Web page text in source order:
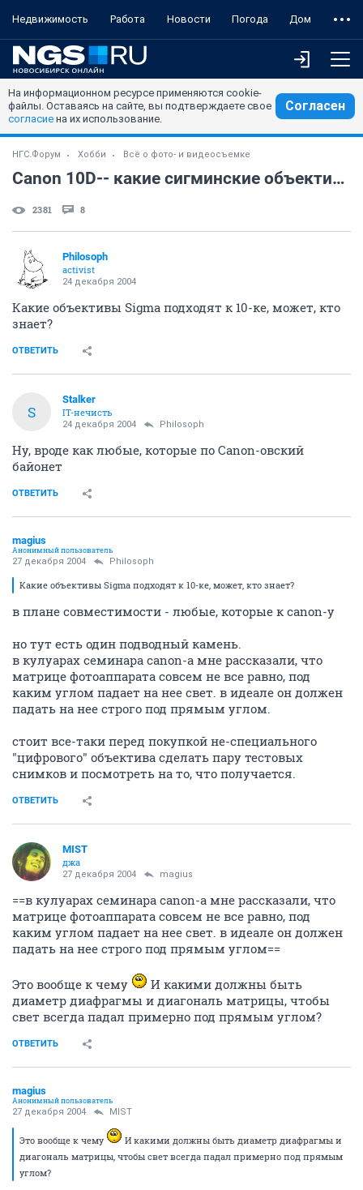
Недвижимость Работа Новости Погода Дом
На информационном ресурсе применяются cookie-
файлы. Оставаясь на сайте, вы подтверждаете свое
согласие на их использование.
Согласен
НГС.Форум Хобби Всё о фото- и видеосъемке
Canon 10D-- какие сигминские объективы подойдут?
2381 8
Philosoph
activist
24 декабря 2004
Какие объективы Sigma подходят к 10-ке, может, кто
знает?
ОТВЕТИТЬ
S
Stalker
IT-нечисть
24 декабря 2004 Philosoph
Ну, вроде как любые, которые по Canon-овский
байонет
ОТВЕТИТЬ
magius
Анонимный пользователь
27 декабря 2004 Philosoph
Какие объективы Sigma подходят к 10-ке, может, кто знает?
в плане совместимости - любые, которые к canon-у
но тут есть один подводный камень.
в кулуарах семинара canon-а мне рассказали, что
матрице фотоаппарата совсем не все равно, под
каким углом падает на нее свет. в идеале он должен
падать на нее строго под прямым углом.
стоит все-таки перед покупкой не-специального
"цифрового" объектива сделать пару тестовых
снимков и посмотреть на то, что получается.
ОТВЕТИТЬ
MIST
джа
27 декабря 2004 magius
==в кулуарах семинара canon-а мне рассказали, что
матрице фотоаппарата совсем не все равно, под
каким углом падает на нее свет. в идеале он должен
падать на нее строго под прямым углом==
Это вообще к чему
И какими должны быть
диаметр диафрагмы и диагональ матрицы, чтобы
свет всегда падал примерно под прямым углом?
ОТВЕТИТЬ
magius
Анонимный пользователь
27 декабря 2004 MIST
Это вообще к чему
И какими должны быть диаметр диафрагмы и
диагональ матрицы, чтобы свет всегда падал примерно под прямым
углом?